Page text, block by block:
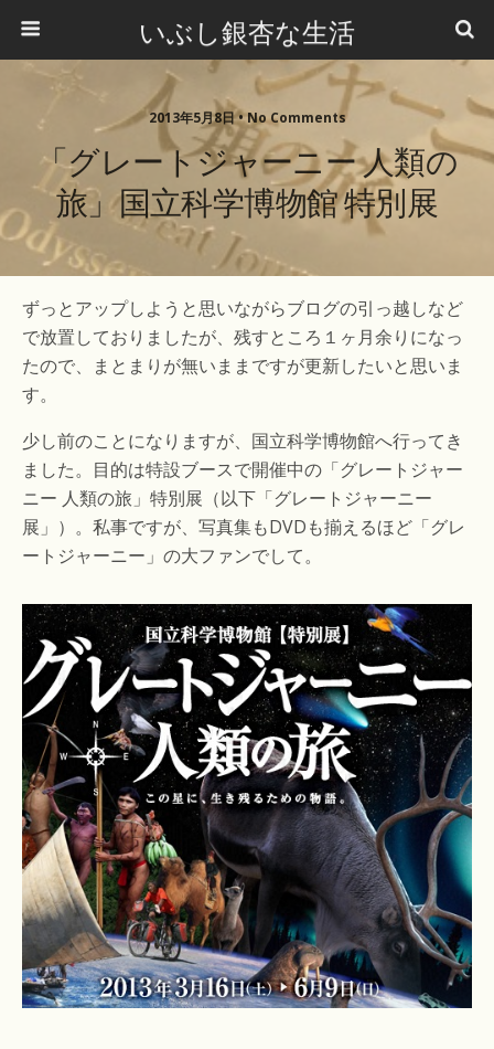
いぶし銀杏な生活
2013年5月8日 •No Comments
「グレートジャーニー 人類の
旅」国立科学博物館 特別展
ずっとアップしようと思いながらブログの引っ越しなど
で放置しておりましたが、残すところ１ヶ月余りになっ
たので、まとまりが無いままですが更新したいと思いま
す。
少し前のことになりますが、国立科学博物館へ行ってき
ました。目的は特設ブースで開催中の「グレートジャー
ニー 人類の旅」特別展（以下「グレートジャーニー
展」）。私事ですが、写真集もDVDも揃えるほど「グレ
ートジャーニー」の大ファンでして。